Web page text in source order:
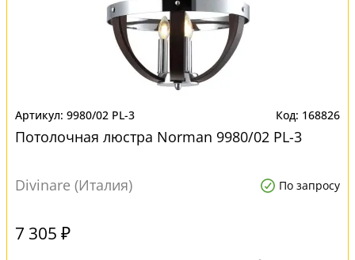
9980/02 PL-3 168826
Потолочная люстра Norman 9980/02 PL-3
Divinare (Италия) По запросу
7 305 ₽